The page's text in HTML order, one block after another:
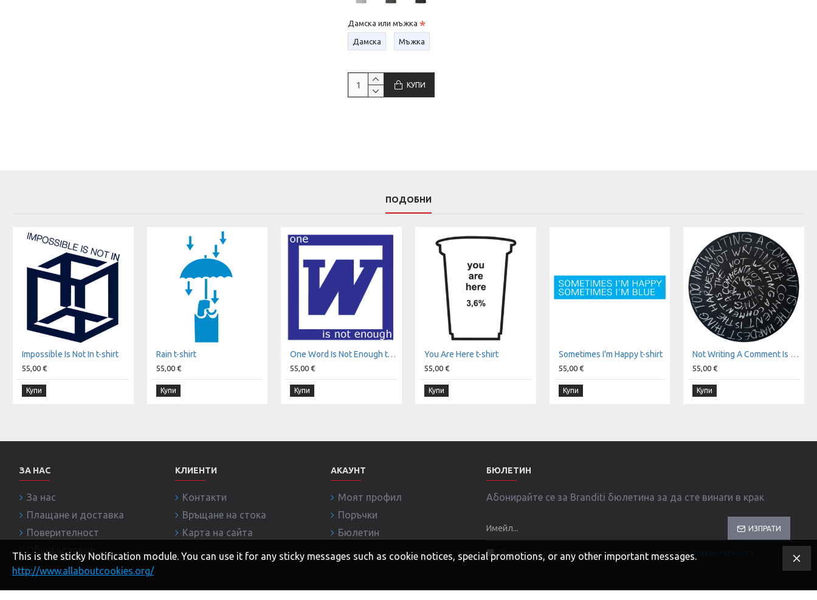
Дамска или мъжка
Дамска Мъжка
КУПИ
ПОДОБНИ
Impossible Is Not In t-shirt
55,00 €
Купи
Rain t-shirt
55,00 €
Купи
One Word Is Not Enough t-shirt
55,00 €
Купи
You Are Here t-shirt
55,00 €
Купи
Sometimes I'm Happy t-shirt
55,00 €
Купи
Not Writing A Comment Is The Hardest Thing To Do t-shirt
55,00 €
Купи
ЗА НАС
За нас
Плащане и доставка
Поверителност
Общи условия
КЛИЕНТИ
Контакти
Връщане на стока
Карта на сайта
АКАУНТ
Моят профил
Поръчки
Бюлетин
БЮЛЕТИН
Абонирайте се за Branditi бюлетина за да сте винаги в крак
ИЗПРАТИ
Прочел съм и съм съгласен с условията в страница Поверителност
This is the sticky Notification module. You can use it for any sticky messages such as cookie notices, special promotions, or any other important messages.
http://www.allaboutcookies.org/